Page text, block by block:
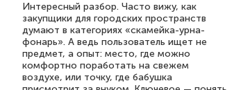
Интересный разбор. Часто вижу, как
закупщики для городских пространств
думают в категориях «скамейка-урна-
фонарь». А ведь пользователь ищет не
предмет, а опыт: место, где можно
комфортно поработать на свежем
воздухе, или точку, где бабушка